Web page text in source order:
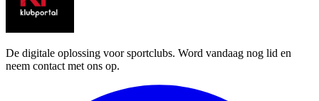
De digitale oplossing voor sportclubs. Word vandaag nog lid en
neem contact met ons op.